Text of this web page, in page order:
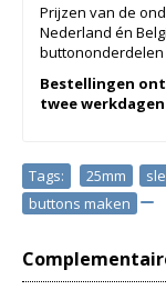
Prijzen van de
Nederland én
buttononderdelen
Bestellingen
twee
Tags: 25mm
buttons maken